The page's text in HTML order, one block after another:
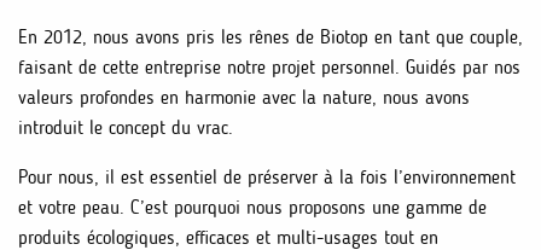
En 2012, nous avons pris les rênes de Biotop en tant que couple,
faisant de cette entreprise notre projet personnel. Guidés par nos
valeurs profondes en harmonie avec la nature, nous avons
introduit le concept du vrac.
Pour nous, il est essentiel de préserver à la fois l’environnement
et votre peau. C’est pourquoi nous proposons une gamme de
produits écologiques, efficaces et multi-usages tout en